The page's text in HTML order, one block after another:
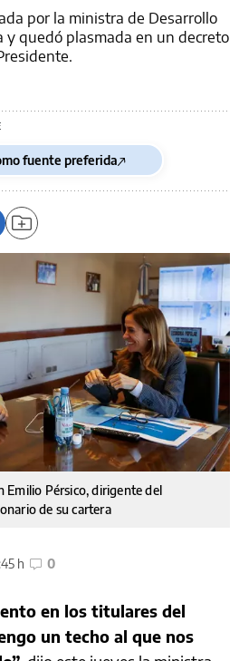
por la ministra de Desarrollo
y quedó plasmada en un decreto
fuente preferida
Emilio Pérsico, dirigente del
de su cartera
h 0
en los titulares del
un techo al que nos